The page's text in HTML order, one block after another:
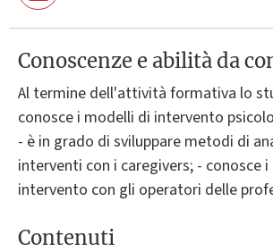
Conoscenze e abilità da
Al termine dell'attività formativa lo
conosce i modelli di intervento
- è in grado di sviluppare metodi di
interventi con i caregivers; - conosce
intervento con gli operatori delle
Contenuti